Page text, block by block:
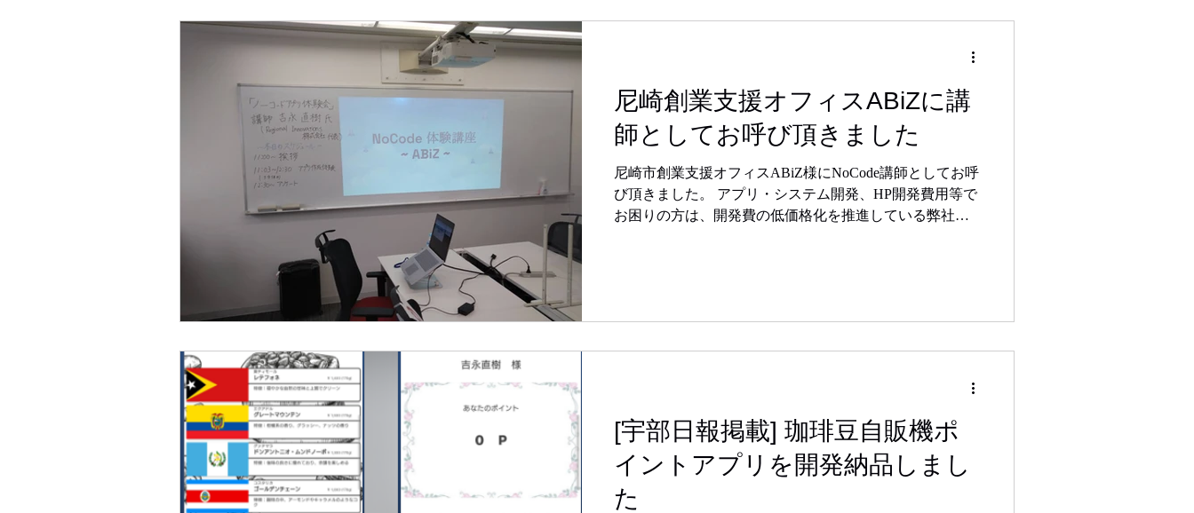
尼崎創業支援オフィスABiZに講
師としてお呼び頂きました
尼崎市創業支援オフィスABiZ様にNoCode講師としてお呼
び頂きました。 アプリ・システム開発、HP開発費用等で
お困りの方は、開発費の低価格化を推進している弊社ま
[宇部日報掲載] 珈琲豆自販機ポ
イントアプリを開発納品しまし
た